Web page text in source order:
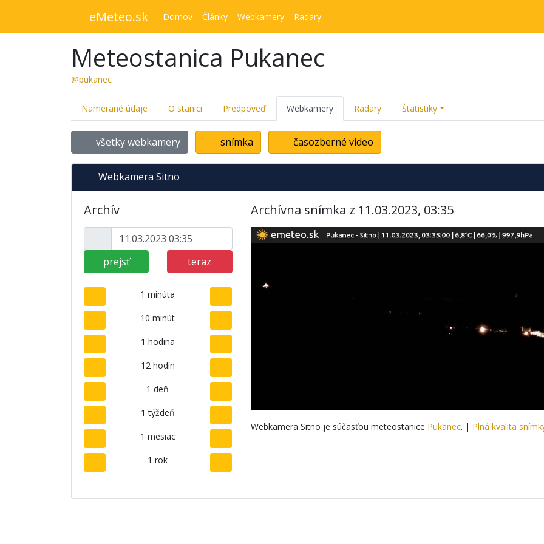
eMeteo.sk Domov Články Webkamery Radary
Meteostanica Pukanec
@pukanec
Namerané údaje O stanici Predpoveď Webkamery Radary Štatistiky
všetky webkamery snímka časozberné video
Webkamera Sitno
Archív
prejsť teraz
1 minúta
10 minút
1 hodina
12 hodín
1 deň
1 týždeň
1 mesiac
1 rok
Archívna snímka z 11.03.2023, 03:35
Webkamera Sitno je súčasťou meteostanice Pukanec. | Plná kvalita